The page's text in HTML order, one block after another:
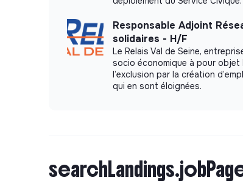
Responsable Adjoint
solidaires - H/F
Le Relais Val de Seine,
socio économique à pour
l’exclusion par la création
qui en sont éloignées.